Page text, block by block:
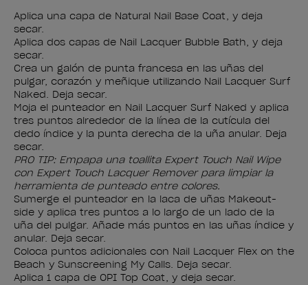
Aplica una capa de Natural Nail Base Coat, y deja
secar.
Aplica dos capas de Nail Lacquer Bubble Bath, y deja
secar.
Crea un galón de punta francesa en las uñas del
pulgar, corazón y meñique utilizando Nail Lacquer Surf
Naked. Deja secar.
Moja el punteador en Nail Lacquer Surf Naked y aplica
tres puntos alrededor de la línea de la cutícula del
dedo índice y la punta derecha de la uña anular. Deja
secar.
PRO TIP: Empapa una toallita Expert Touch Nail Wipe
con Expert Touch Lacquer Remover para limpiar la
herramienta de punteado entre colores.
Sumerge el punteador en la laca de uñas Makeout-
side y aplica tres puntos a lo largo de un lado de la
uña del pulgar. Añade más puntos en las uñas índice y
anular. Deja secar.
Coloca puntos adicionales con Nail Lacquer Flex on the
Beach y Sunscreening My Calls. Deja secar.
Aplica 1 capa de OPI Top Coat, y deja secar.